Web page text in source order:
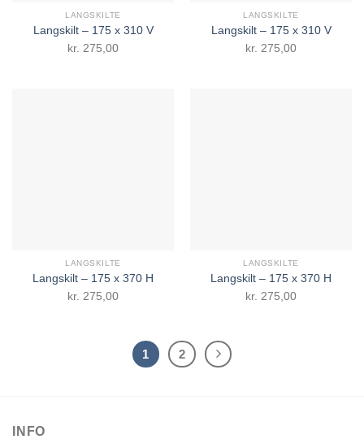
LANGSKILTE
Langskilt – 175 x 310 V
kr. 275,00
LANGSKILTE
Langskilt – 175 x 310 V
kr. 275,00
LANGSKILTE
Langskilt – 175 x 370 H
kr. 275,00
LANGSKILTE
Langskilt – 175 x 370 H
kr. 275,00
1 2
INFO